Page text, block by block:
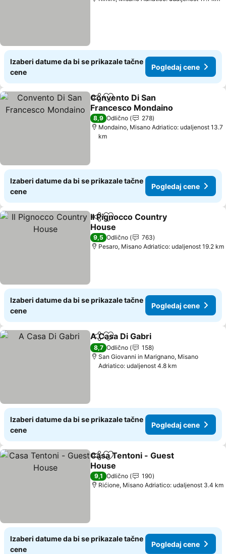
Izaberi datume da bi se prikazale tačne
cene
Pogledaj cene
Deli Dodati u favorite
Convento Di San
Francesco Mondaino
8,9 Odlično
278
Mondaino, Misano Adriatico: udaljenost 13.7
km
Izaberi datume da bi se prikazale tačne
cene
Pogledaj cene
Deli Dodati u favorite
Il Pignocco Country
House
9,5 Odlično
763
Pesaro, Misano Adriatico: udaljenost 19.2 km
Izaberi datume da bi se prikazale tačne
cene
Pogledaj cene
Deli Dodati u favorite
A Casa Di Gabri
8,7 Odlično
158
San Giovanni in Marignano, Misano
Adriatico: udaljenost 4.8 km
Izaberi datume da bi se prikazale tačne
cene
Pogledaj cene
Deli Dodati u favorite
Casa Tentoni - Guest
House
9,1 Odlično
190
Rićione, Misano Adriatico: udaljenost 3.4 km
Izaberi datume da bi se prikazale tačne
cene
Pogledaj cene